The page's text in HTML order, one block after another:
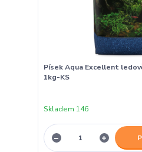
Písek Aqua Excellent
1kg-KS
Skladem 146